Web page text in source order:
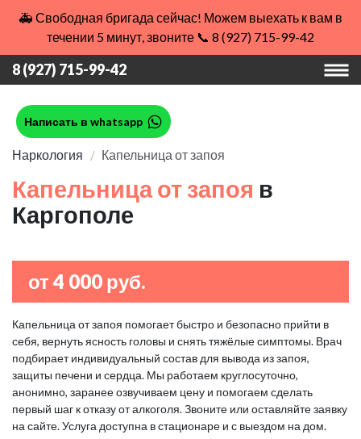
🚑 Свободная бригада сейчас! Можем выехать к вам в
течении 5 минут, звоните 📞 8 (927) 715-99-42
8 (927) 715-99-42
Написать в whatsapp
Наркология Капельница от запоя
Капельница от запоя в
Каргополе
от 4 000 руб.
Капельница от запоя помогает быстро и безопасно прийти в
себя, вернуть ясность головы и снять тяжёлые симптомы. Врач
подбирает индивидуальный состав для вывода из запоя,
защиты печени и сердца. Мы работаем круглосуточно,
анонимно, заранее озвучиваем цену и помогаем сделать
первый шаг к отказу от алкоголя. Звоните или оставляйте заявку
на сайте. Услуга доступна в стационаре и с выездом на дом.